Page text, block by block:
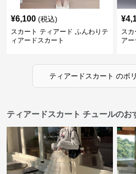
¥6,100 (税込)
スカート ティアード ふんわりテ
ィアードスカート
¥
ス
アー
ティアードスカート のボ
ティアードスカート チュールのお